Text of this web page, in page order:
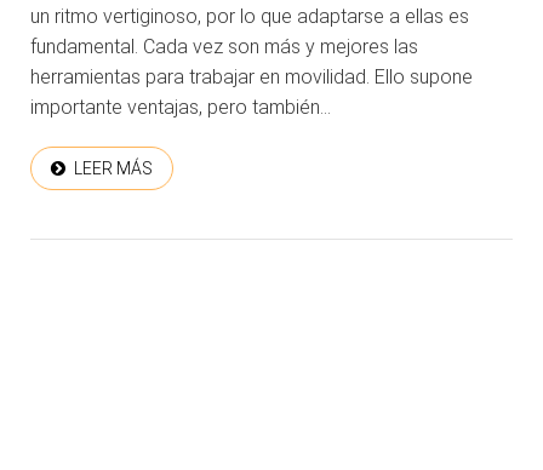
un ritmo vertiginoso, por lo que adaptarse a ellas es
fundamental. Cada vez son más y mejores las
herramientas para trabajar en movilidad. Ello supone
importante ventajas, pero también...
LEER MÁS